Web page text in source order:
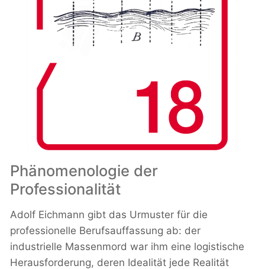
Phänomenologie der
Professionalität
Adolf Eichmann gibt das Urmuster für die
professionelle Berufsauffassung ab: der
industrielle Massenmord war ihm eine logistische
Herausforderung, deren Idealität jede Realität